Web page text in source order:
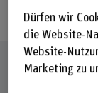
Dürfen wir
die Website-
Website-
Marketing zu